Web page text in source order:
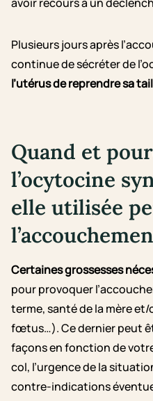
Plusieurs jours après
continue de sécréter de
l’utérus de reprendre sa
Quand et
l’ocytocine
elle utilisée
Certaines grossesses
pour provoquer
terme, santé de la mère
fœtus…). Ce dernier peut
façons en fonction de
col, l’urgence de la
contre-indications